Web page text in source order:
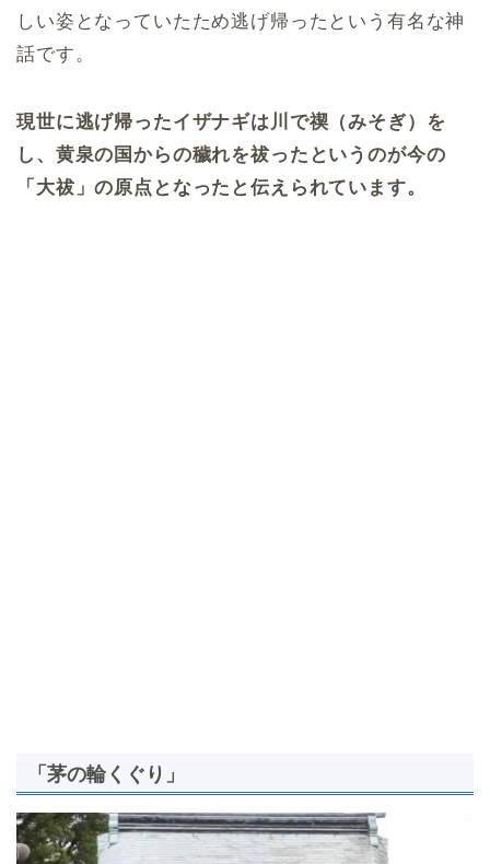
しい姿となっていたため逃げ帰ったという有名な神
話です。
現世に逃げ帰ったイザナギは川で禊（みそぎ）を
し、黄泉の国からの穢れを祓ったというのが今の
「大祓」の原点となったと伝えられています。
「茅の輪くぐり」